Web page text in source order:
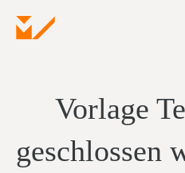
Inhalt
Vorlage
geschlossen